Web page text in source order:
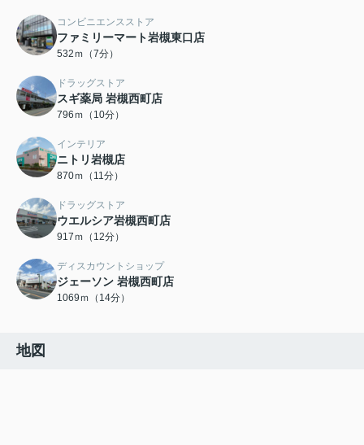
コンビニエンスストア
ファミリーマート岩槻東口店
532ｍ（7分）
ドラッグストア
スギ薬局 岩槻西町店
796ｍ（10分）
インテリア
ニトリ岩槻店
870ｍ（11分）
ドラッグストア
ウエルシア岩槻西町店
917ｍ（12分）
ディスカウントショップ
ジェーソン 岩槻西町店
1069ｍ（14分）
地図